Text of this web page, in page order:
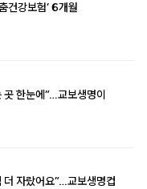
건강보험’ 6개월
곳 한눈에”…교보생명이
더 자랐어요”…교보생명컵